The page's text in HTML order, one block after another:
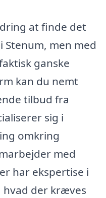
at finde det
men med
ganske
kan du nemt
tilbud fra
sig i
omkring
med
har ekspertise i
der kræves